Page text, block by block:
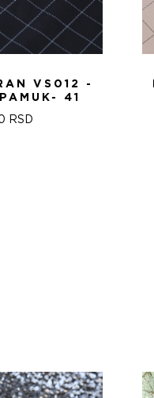
VS012 -
41
RSD